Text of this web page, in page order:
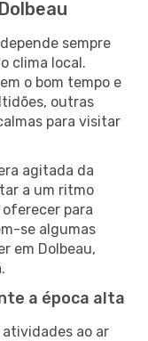
sempre
clima local.
o bom tempo e
outras
para visitar
agitada da
a um ritmo
para
se algumas
em Dolbeau,
a época alta
ao ar